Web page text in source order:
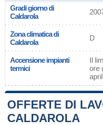
Gradi giorno di
Caldarola
Zona climatica di
Caldarola
D
Accensione impianti
termici
Il
ore
OFFERTE DI
CALDAROLA